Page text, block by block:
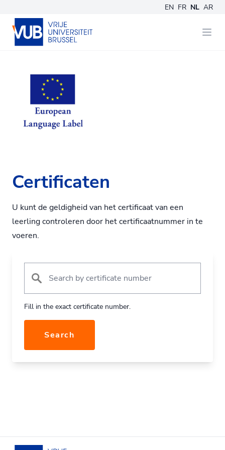
EN FR NL AR
Certificaten
U kunt de geldigheid van het certificaat van een
leerling controleren door het certificaatnummer in te
voeren.
Fill in the exact certificate number.
Search